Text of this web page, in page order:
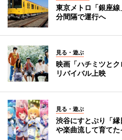
東京メトロ「銀座
分間隔で運行へ
見る・遊ぶ
映画「ハチミツと
リバイバル上映
見る・遊ぶ
渋谷にすとぷり「
や楽曲流して育てた